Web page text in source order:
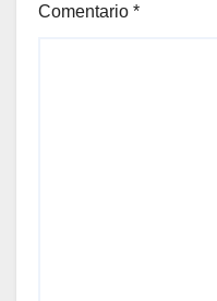
Comentario *